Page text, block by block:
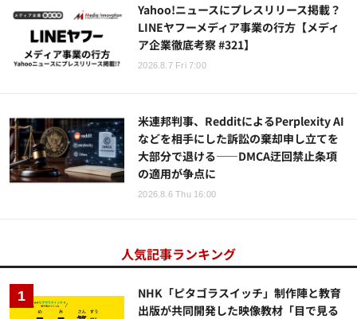
Yahoo!ニュースにプレスリリース掲載？
LINEヤフーメディア事業の行方【メディ
ア企業徹底考察 #321】
2026.8.7 Fri 7:00
米連邦判事、RedditによるPerplexity AI
などを相手にした訴訟の棄却申し立てを
大部分で退ける——DMCA迂回禁止条項
の適用が争点に
2026.8.6 Thu 16:00
人気記事ランキング
NHK「ピタゴラスイッチ」制作陣と教育
出版が共同開発した映像教材「目で見る